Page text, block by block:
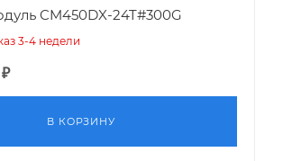
CM450DX-24T#300G
3-4 недели
₽
В КОРЗИНУ